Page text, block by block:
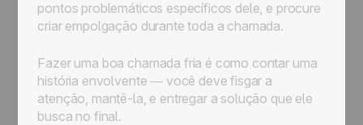
pontos problemáticos específicos dele, e procure
criar empolgação durante toda a chamada.
Fazer uma boa chamada fria é como contar uma
história envolvente — você deve fisgar a
atenção, mantê-la, e entregar a solução que ele
busca no final.